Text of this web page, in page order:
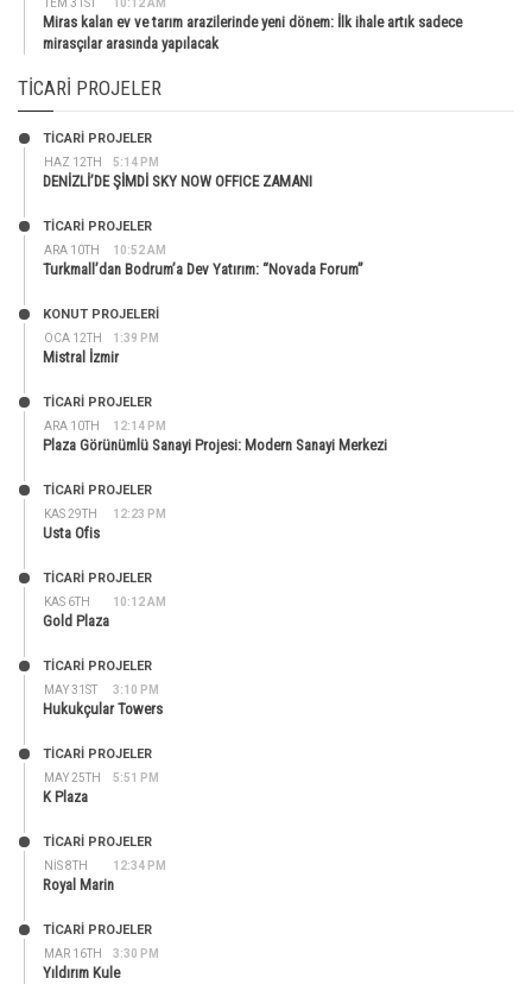
TEM 31ST 10:12 AM
Miras kalan ev ve tarım arazilerinde yeni dönem: İlk ihale artık sadece
mirasçılar arasında yapılacak
TICARI PROJELER
HAZ 12TH 5:14 PM
TİCARİ PROJELER
DENİZLİ’DE ŞİMDİ SKY NOW OFFICE ZAMANI
ARA 10TH 10:52 AM
TİCARİ PROJELER
Turkmall’dan Bodrum’a Dev Yatırım: “Novada Forum”
OCA 12TH 1:39 PM
KONUT PROJELERI
Mistral İzmir
ARA 10TH 12:14 PM
TİCARİ PROJELER
Plaza Görünümlü Sanayi Projesi: Modern Sanayi Merkezi
KAS 29TH 12:23 PM
TİCARİ PROJELER
Usta Ofis
KAS 6TH 10:12 AM
TİCARİ PROJELER
Gold Plaza
MAY 31ST 3:10 PM
TİCARİ PROJELER
Hukukçular Towers
MAY 25TH 5:51 PM
TİCARİ PROJELER
K Plaza
NIS 8TH 12:34 PM
TİCARİ PROJELER
Royal Marin
MAR 16TH 3:30 PM
TİCARİ PROJELER
Yıldırım Kule